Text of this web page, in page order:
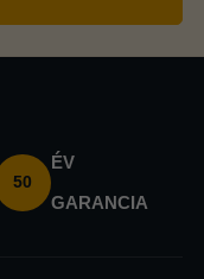
50
ÉV
GARANCIA